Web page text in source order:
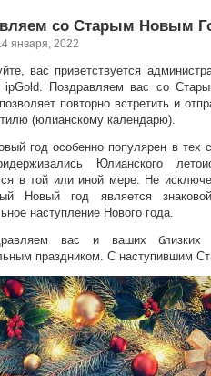
со Старым Новым
января, 2022
вас приветствуется
ipGold. Поздравляем вас со
повторно встретить и
(юлианскому календарю).
год особенно популярен в тех
Юлианского
в той или иной мере. Не
Новый год является
наступление Нового года.
вас и ваших
праздником. С наступившим